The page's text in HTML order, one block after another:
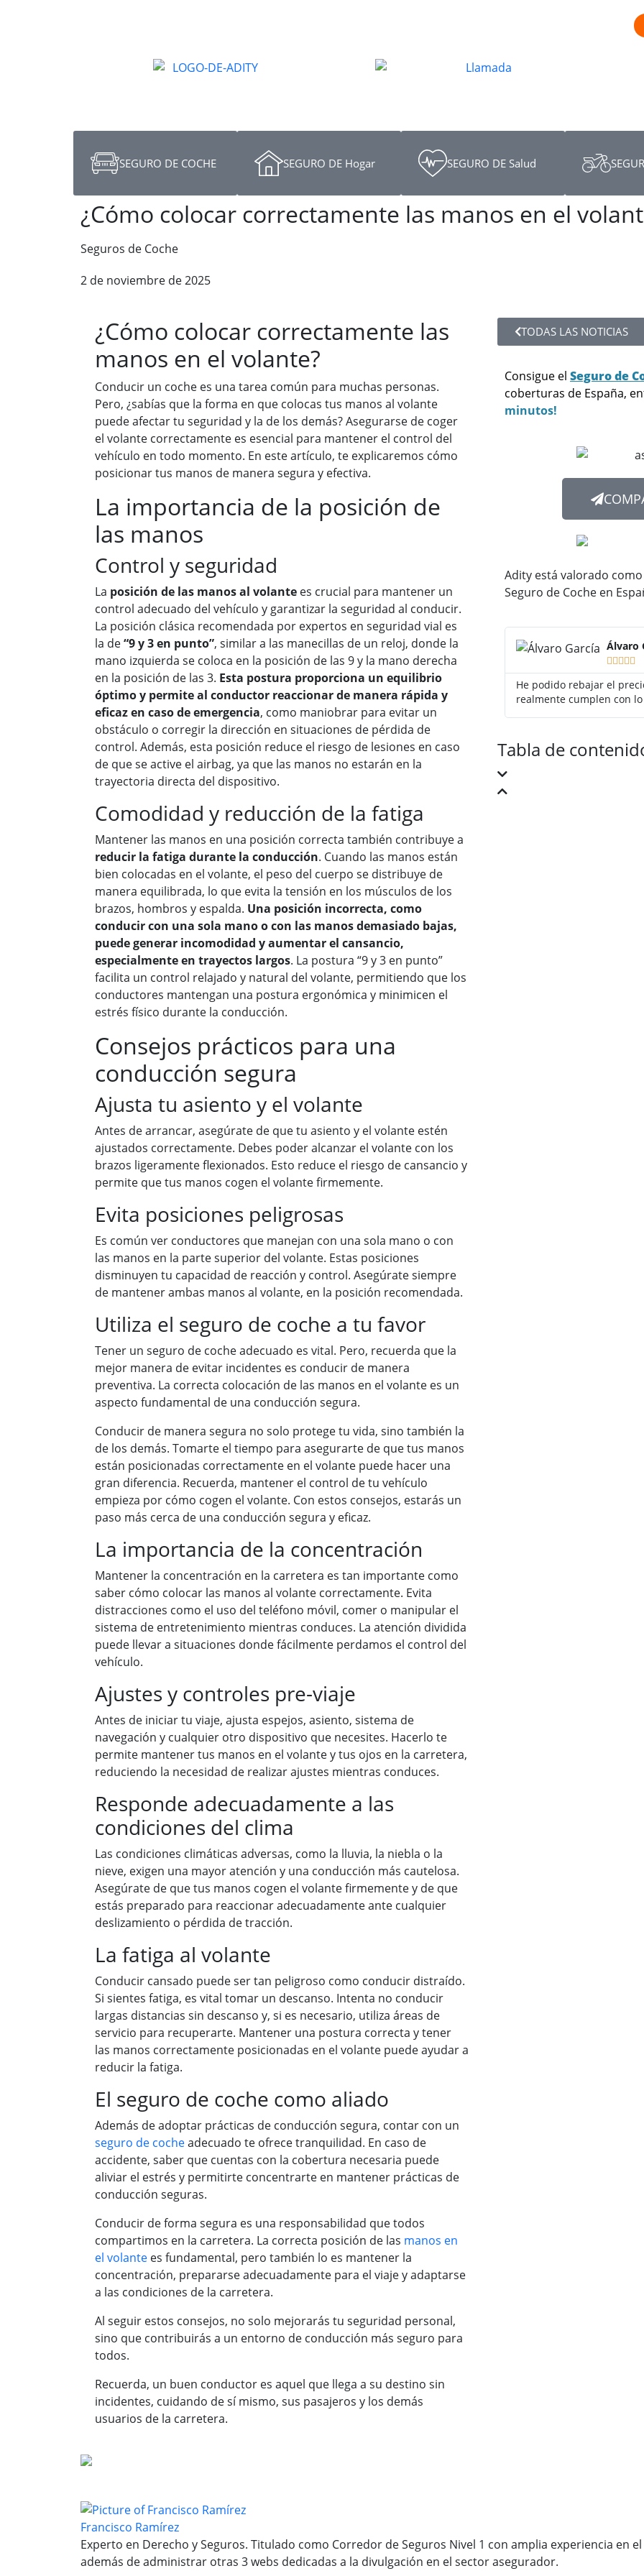
SEGURO DE COCHE SEGURO DE Hogar SEGURO DE Salud
¿Cómo colocar correctamente las manos en el
Seguros de Coche
2 de noviembre de 2025
¿Cómo colocar correctamente las
manos en el volante?
Conducir un coche es una tarea común para muchas personas.
Pero, ¿sabías que la forma en que colocas tus manos al volante
puede afectar tu seguridad y la de los demás? Asegurarse de coger
el volante correctamente es esencial para mantener el control del
vehículo en todo momento. En este artículo, te explicaremos cómo
posicionar tus manos de manera segura y efectiva.
La importancia de la posición de
las manos
Control y seguridad
La posición de las manos al volante es crucial para mantener un
control adecuado del vehículo y garantizar la seguridad al conducir.
La posición clásica recomendada por expertos en seguridad vial es
la de“9 y 3 en punto”, similar a las manecillas de un reloj, donde la
mano izquierda se coloca en la posición de las 9 y la mano derecha
en la posición de las 3. Esta postura proporciona un equilibrio
óptimo y permite al conductor reaccionar de manera rápida y
eficaz en caso de emergencia, como maniobrar para evitar un
obstáculo o corregir la dirección en situaciones de pérdida de
control. Además, esta posición reduce el riesgo de lesiones en caso
de que se active el airbag, ya que las manos no estarán en la
trayectoria directa del dispositivo.
Comodidad y reducción de la fatiga
Mantener las manos en una posición correcta también contribuye a
reducir la fatiga durante la conducción. Cuando las manos están
bien colocadas en el volante, el peso del cuerpo se distribuye de
manera equilibrada, lo que evita la tensión en los músculos de los
brazos, hombros y espalda. Una posición incorrecta, como
conducir con una sola mano o con las manos demasiado bajas,
puede generar incomodidad y aumentar el cansancio,
especialmente en trayectos largos. La postura “9 y 3 en punto”
facilita un control relajado y natural del volante, permitiendo que los
conductores mantengan una postura ergonómica y minimicen el
estrés físico durante la conducción.
Consejos prácticos para una
conducción segura
Ajusta tu asiento y el volante
Antes de arrancar, asegúrate de que tu asiento y el volante estén
ajustados correctamente. Debes poder alcanzar el volante con los
brazos ligeramente flexionados. Esto reduce el riesgo de cansancio y
permite que tus manos cogen el volante firmemente.
Evita posiciones peligrosas
Es común ver conductores que manejan con una sola mano o con
las manos en la parte superior del volante. Estas posiciones
disminuyen tu capacidad de reacción y control. Asegúrate siempre
de mantener ambas manos al volante, en la posición recomendada.
Utiliza el seguro de coche a tu favor
Tener un seguro de coche adecuado es vital. Pero, recuerda que la
mejor manera de evitar incidentes es conducir de manera
preventiva. La correcta colocación de las manos en el volante es un
aspecto fundamental de una conducción segura.
Conducir de manera segura no solo protege tu vida, sino también la
de los demás. Tomarte el tiempo para asegurarte de que tus manos
están posicionadas correctamente en el volante puede hacer una
gran diferencia. Recuerda, mantener el control de tu vehículo
empieza por cómo cogen el volante. Con estos consejos, estarás un
paso más cerca de una conducción segura y eficaz.
La importancia de la concentración
Mantener la concentración en la carretera es tan importante como
saber cómo colocar las manos al volante correctamente. Evita
distracciones como el uso del teléfono móvil, comer o manipular el
sistema de entretenimiento mientras conduces. La atención dividida
puede llevar a situaciones donde fácilmente perdamos el control del
vehículo.
Ajustes y controles pre-viaje
Antes de iniciar tu viaje, ajusta espejos, asiento, sistema de
navegación y cualquier otro dispositivo que necesites. Hacerlo te
permite mantener tus manos en el volante y tus ojos en la carretera,
reduciendo la necesidad de realizar ajustes mientras conduces.
Responde adecuadamente a las
condiciones del clima
Las condiciones climáticas adversas, como la lluvia, la niebla o la
nieve, exigen una mayor atención y una conducción más cautelosa.
Asegúrate de que tus manos cogen el volante firmemente y de que
estás preparado para reaccionar adecuadamente ante cualquier
deslizamiento o pérdida de tracción.
La fatiga al volante
Conducir cansado puede ser tan peligroso como conducir distraído.
Si sientes fatiga, es vital tomar un descanso. Intenta no conducir
largas distancias sin descanso y, si es necesario, utiliza áreas de
servicio para recuperarte. Mantener una postura correcta y tener
las manos correctamente posicionadas en el volante puede ayudar a
reducir la fatiga.
El seguro de coche como aliado
Además de adoptar prácticas de conducción segura, contar con un
seguro de cocheadecuado te ofrece tranquilidad. En caso de
accidente, saber que cuentas con la cobertura necesaria puede
aliviar el estrés y permitirte concentrarte en mantener prácticas de
conducción seguras.
Conducir de forma segura es una responsabilidad que todos
compartimos en la carretera. La correcta posición de las manos en
el volante es fundamental, pero también lo es mantener la
concentración, prepararse adecuadamente para el viaje y adaptarse
a las condiciones de la carretera.
Al seguir estos consejos, no solo mejorarás tu seguridad personal,
sino que contribuirás a un entorno de conducción más seguro para
todos.
Recuerda, un buen conductor es aquel que llega a su destino sin
incidentes, cuidando de sí mismo, sus pasajeros y los demás
usuarios de la carretera.
TODAS LAS NOTICIAS
Consigue el Seguro de
coberturas de España,
minutos!
Adity está valorado
Seguro de Coche en
pago 200€ menos en
del seguro anterior
Álvaro García
  
He podido rebajar el precio de mi seguro de coche un 50%,
realmente cumplen con lo que dicen
Jorge
  
Gracias Adity por
barato que el anterior y el
Tabla de
Francisco Ramírez
Experto en Derecho y Seguros. Titulado como Corredor de Seguros Nivel 1 con amplia experiencia en
además de administrar otras 3 webs dedicadas a la divulgación en el sector asegurador.